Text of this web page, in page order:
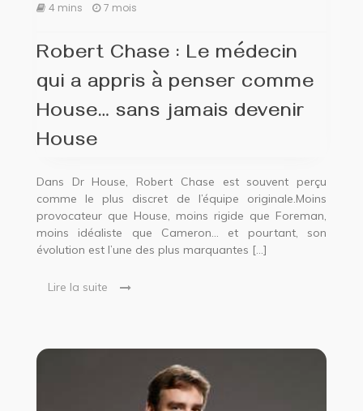
4 mins
7 mois
Robert Chase : Le médecin
qui a appris à penser comme
House… sans jamais devenir
House
Dans Dr House, Robert Chase est souvent perçu
comme le plus discret de l’équipe originale.Moins
provocateur que House, moins rigide que Foreman,
moins idéaliste que Cameron… et pourtant, son
évolution est l’une des plus marquantes […]
Lire la suite